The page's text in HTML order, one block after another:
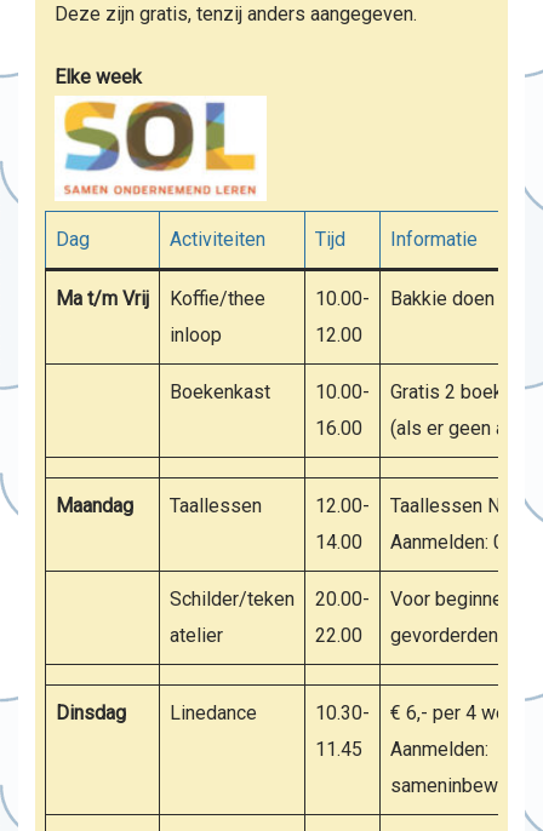
Deze zijn gratis, tenzij anders aangegeven.
Elke week
Dag Activiteiten Tijd Informatie
Ma t/m Vrij
Koffie/thee
inloop
10.00-
12.00
Bakkie doen &
Boekenkast
10.00-
16.00
Gratis 2 boeken
(als er geen
Maandag Taallessen
12.00-
14.00
Taallessen
Aanmelden:
Schilder/teken
atelier
20.00-
22.00
Voor beginners
gevorderden
Dinsdag Linedance
10.30-
11.45
€ 6,- per 4 weken
Aanmelden: